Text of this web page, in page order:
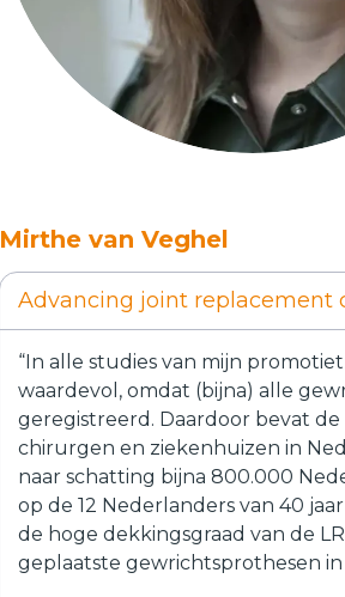
Mirthe van Veghel
Advancing joint replacement
“In alle studies van mijn
waardevol, omdat (bijna) alle
geregistreerd. Daardoor bevat
chirurgen en ziekenhuizen in
naar schatting bijna 800.000
op de 12 Nederlanders van 40
de hoge dekkingsgraad van de
geplaatste gewrichtsprothesen in